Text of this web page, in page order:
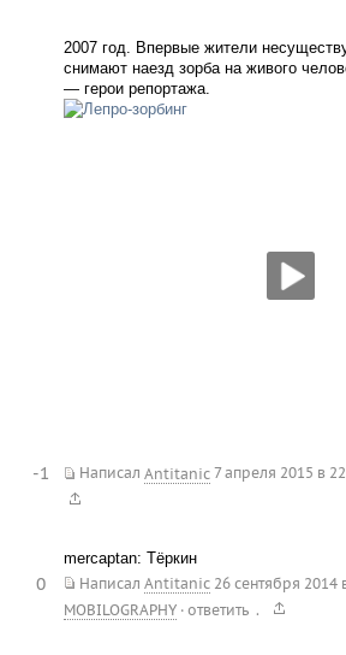
2007 год. Впервые жители
снимают наезд зорба на живого
— герои репортажа.
Написал Antitanic 7 апреля 2015 в
-1
mercaptan: Тёркин
Написал Antitanic 26 сентября 2014
MOBILOGRAPHY · ответить .
0